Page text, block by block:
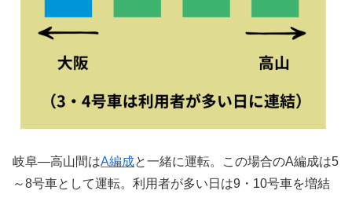
岐阜―高山間はA編成と一緒に運転。この場合のA編成は5
～8号車として運転。利用者が多い日は9・10号車を増結